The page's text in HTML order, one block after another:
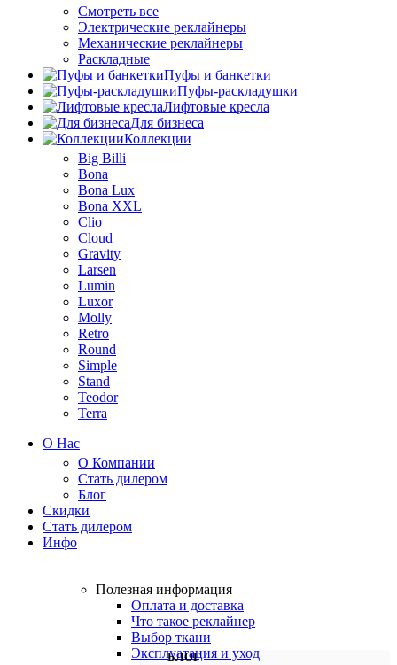
Смотреть все
Электрические реклайнеры
Механические реклайнеры
Раскладные
Пуфы и банкетки
Пуфы-раскладушки
Лифтовые кресла
Для бизнеса
Коллекции
Big Billi
Bona
Bona Lux
Bona XXL
Clio
Cloud
Gravity
Larsen
Lumin
Luxor
Molly
Retro
Round
Simple
Stand
Teodor
Terra
О Нас
О Компании
Стать дилером
Блог
Скидки
Стать дилером
Инфо
Полезная информация
Оплата и доставка
Что такое реклайнер
Выбор ткани
Эксплуатация и уход
БЛОГ